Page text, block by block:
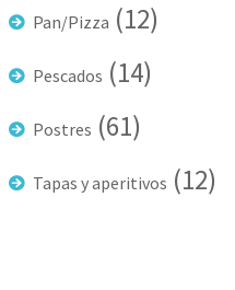
Pan/Pizza (12)
Pescados (14)
Postres (61)
Tapas y aperitivos (12)